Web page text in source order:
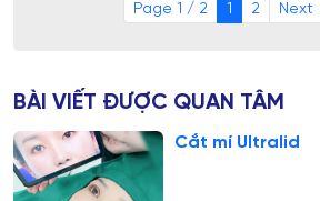
Page 1 / 2 1 2 Next
BÀI VIẾT ĐƯỢC QUAN TÂM
Cắt mí Ultralid